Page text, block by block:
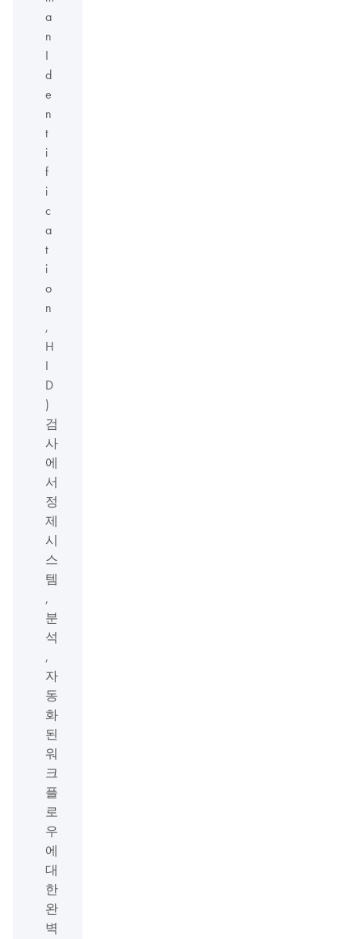
a
n
I
d
e
n
t
i
f
i
c
a
t
i
o
n
,
H
I
D
)
검
사
에
서
정
제
시
스
템
,
분
석
,
자
동
화
된
워
크
플
로
우
에
대
한
완
벽